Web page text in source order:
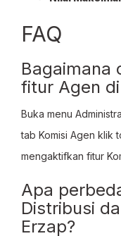
FAQ
Bagaimana
fitur Agen di
Buka menu
tab Komisi Agen klik
mengaktifkan fitur
Apa
Distribusi
Erzap?